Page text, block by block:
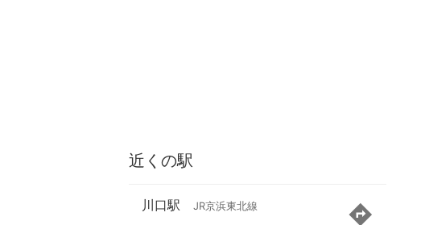
近くの駅
川口駅 JR京浜東北線